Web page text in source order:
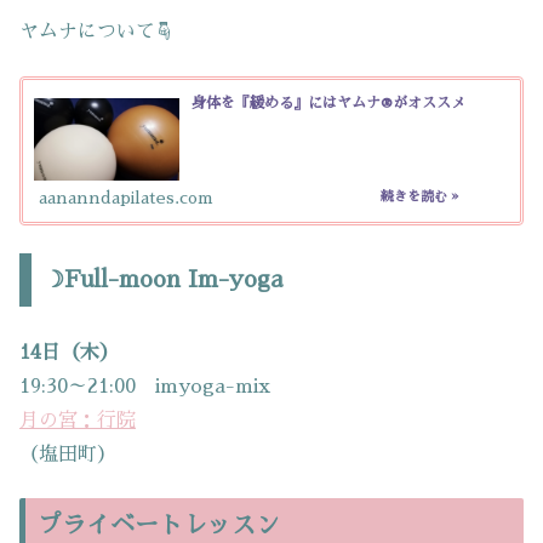
ヤムナについて☟
身体を『緩める』にはヤムナ®がオススメ
aananndapilates.com
☽Full-moon Im-yoga
14日（木）
19:30～21:00 imyoga-mix
月の宮：行院
（塩田町）
プライベートレッスン